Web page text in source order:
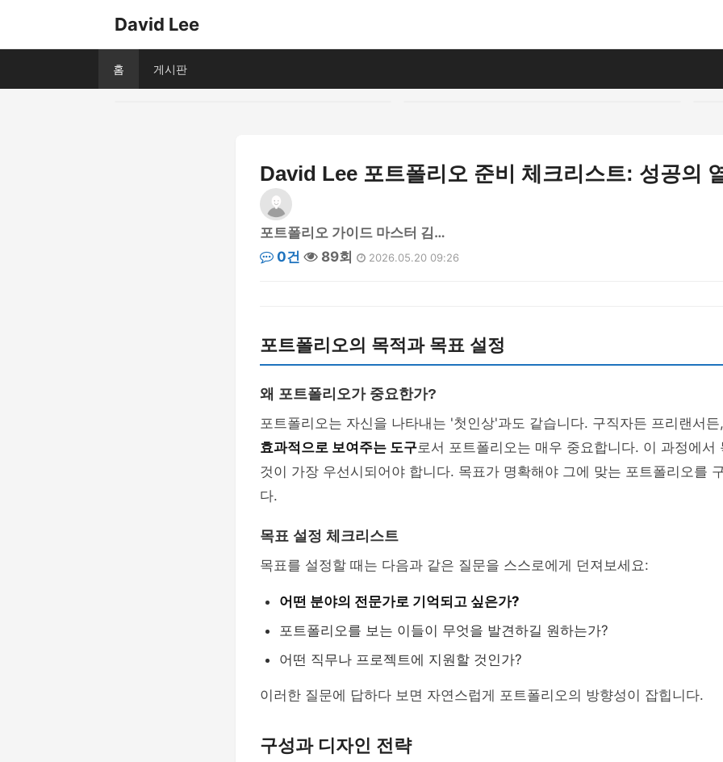
David Lee
홈 게시판
David Lee 포트폴리오 준비 체크리스트: 성공의
포트폴리오 가이드 마스터 김…
0건
89회 2026.05.20 09:26
포트폴리오의 목적과 목표 설정
왜 포트폴리오가 중요한가?
포트폴리오는 자신을 나타내는 '첫인상'과도 같습니다. 구직자든 프리랜서
효과적으로 보여주는 도구로서 포트폴리오는 매우 중요합니다. 이 과정에서
것이 가장 우선시되어야 합니다. 목표가 명확해야 그에 맞는 포트폴리오를
다.
목표 설정 체크리스트
목표를 설정할 때는 다음과 같은 질문을 스스로에게 던져보세요:
어떤 분야의 전문가로 기억되고 싶은가?
포트폴리오를 보는 이들이 무엇을 발견하길 원하는가?
어떤 직무나 프로젝트에 지원할 것인가?
이러한 질문에 답하다 보면 자연스럽게 포트폴리오의 방향성이 잡힙니다.
구성과 디자인 전략